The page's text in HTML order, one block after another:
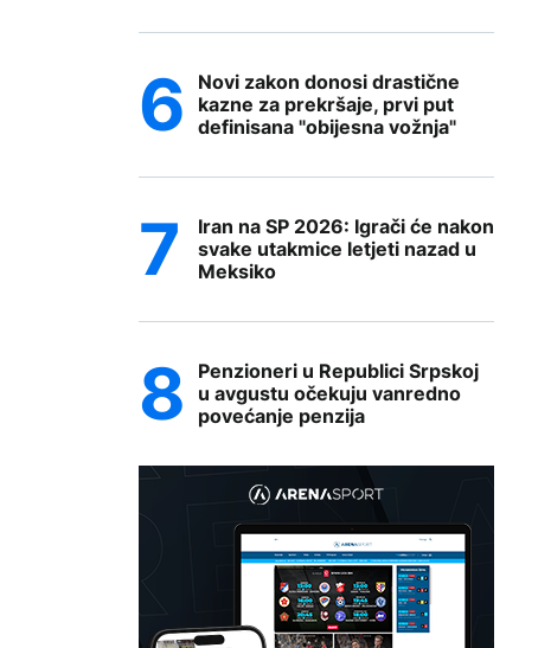
Novi zakon donosi drastične
kazne za prekršaje, prvi put
definisana "obijesna vožnja"
Iran na SP 2026: Igrači će nakon
svake utakmice letjeti nazad u
Meksiko
Penzioneri u Republici Srpskoj
u avgustu očekuju vanredno
povećanje penzija